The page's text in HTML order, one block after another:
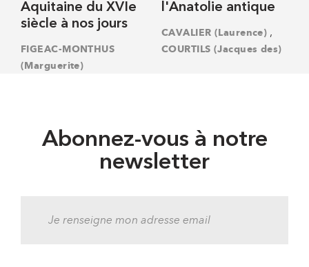
Aquitaine du XVIe
siècle à nos jours
FIGEAC-MONTHUS
(Marguerite)
l'Anatolie antique
CAVALIER (Laurence) ,
COURTILS (Jacques des)
Abonnez-vous à notre
newsletter